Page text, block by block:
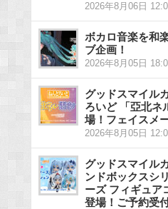
2026年8月06日
ボカロ音楽を和
ブ企画！
2026年8月05日
グッドスマイル
ろいど 「亞北ネ
場！フェイスメ
2026年8月05日
グッドスマイル
ンドボックスシ
ーズ フィギュア
登場！ご予約受